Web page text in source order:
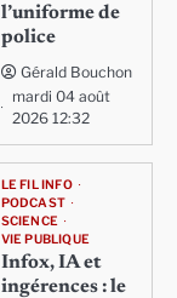
l’uniforme de
police
Gérald Bouchon
mardi 04 août
2026 12:32
LE FIL INFO
PODCAST
SCIENCE
VIE PUBLIQUE
Infox, IA et
ingérences : le